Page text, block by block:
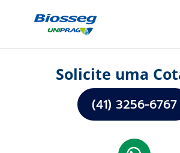
Solicite uma
(41) 3256-6767